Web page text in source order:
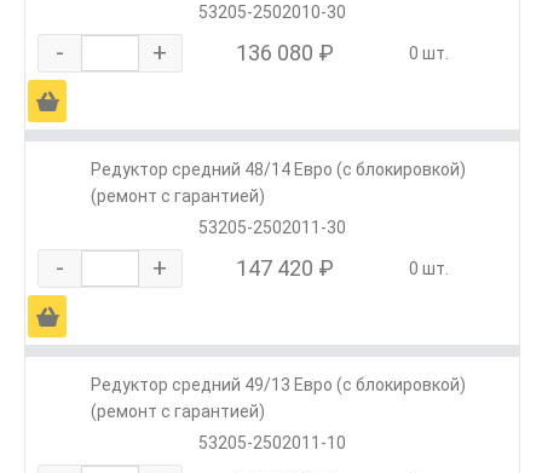
53205-2502010-30
- + 136 080 ₽ 0 шт.
Ä
Редуктор средний 48/14 Евро (с блокировкой)
(ремонт с гарантией)
53205-2502011-30
- + 147 420 ₽ 0 шт.
Ä
Редуктор средний 49/13 Евро (с блокировкой)
(ремонт с гарантией)
53205-2502011-10